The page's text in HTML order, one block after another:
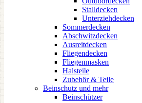
Stalldecken
Unterziehdecken
Sommerdecken
Abschwitzdecken
Ausreitdecken
Fliegendecken
Fliegenmasken
Halsteile
Zubehör & Teile
Beinschutz und mehr
Beinschützer